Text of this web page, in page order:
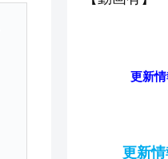
更新
更新